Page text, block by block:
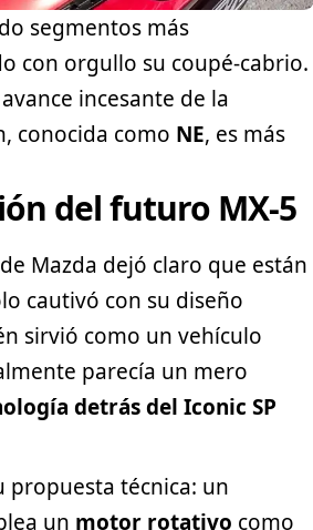
segmentos más
con orgullo su coupé-cabrio.
incesante de la
conocida como NE, es más
del futuro MX-5
Mazda dejó claro que están
cautivó con su diseño
sirvió como un vehículo
parecía un mero
detrás del Iconic SP
propuesta técnica: un
un motor rotativo como